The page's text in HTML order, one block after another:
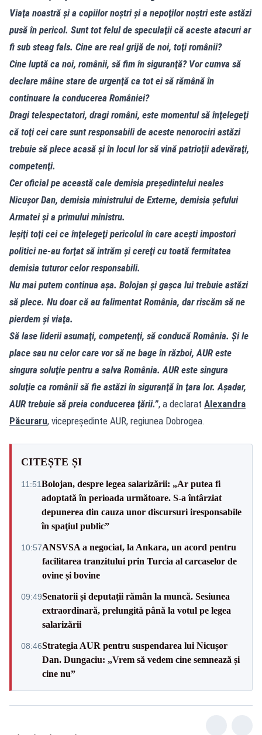
Viaţa noastră şi a copiilor noştri şi a nepoţilor noştri este astăzi
pusă în pericol. Sunt tot felul de speculaţii că aceste atacuri ar
fi sub steag fals. Cine are real grijă de noi, toţi românii?
Cine luptă ca noi, românii, să fim în siguranţă? Vor cumva să
declare mâine stare de urgenţă ca tot ei să rămână în
continuare la conducerea României?
Dragi telespectatori, dragi români, este momentul să înţelegeţi
că toţi cei care sunt responsabili de aceste nenorociri astăzi
trebuie să plece acasă şi în locul lor să vină patrioţii adevăraţi,
competenţi.
Cer oficial pe această cale demisia preşedintelui neales
Nicuşor Dan, demisia ministrului de Externe, demisia şefului
Armatei şi a primului ministru.
Ieşiţi toţi cei ce înţelegeţi pericolul în care aceşti impostori
politici ne-au forţat să intrăm şi cereţi cu toată fermitatea
demisia tuturor celor responsabili.
Nu mai putem continua aşa. Bolojan şi gaşca lui trebuie astăzi
să plece. Nu doar că au falimentat România, dar riscăm să ne
pierdem şi viaţa.
Să lase liderii asumaţi, competenţi, să conducă România. Şi le
place sau nu celor care vor să ne bage în război, AUR este
singura soluţie pentru a salva România. AUR este singura
soluţie ca românii să fie astăzi în siguranţă în ţara lor. Aşadar,
AUR trebuie să preia conducerea ţării.”, a declarat Alexandra
Păcuraru, vicepreședinte AUR, regiunea Dobrogea.
CITEȘTE ȘI
11:51Bolojan, despre legea salarizării: „Ar putea fi
adoptată în perioada următoare. S-a întârziat
depunerea din cauza unor discursuri iresponsabile
în spaţiul public”
10:57ANSVSA a negociat, la Ankara, un acord pentru
facilitarea tranzitului prin Turcia al carcaselor de
ovine și bovine
09:49Senatorii și deputații rămân la muncă. Sesiunea
extraordinară, prelungită până la votul pe legea
salarizării
08:46Strategia AUR pentru suspendarea lui Nicușor
Dan. Dungaciu: „Vrem să vedem cine semnează și
cine nu”